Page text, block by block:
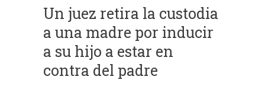
Un juez retira la custodia
a una madre por inducir
a su hijo a estar en